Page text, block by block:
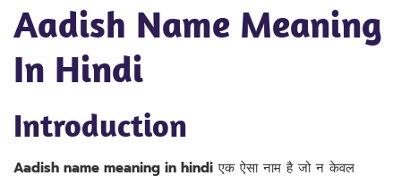
Aadish Name Meaning
In Hindi
Introduction
Aadish name meaning in hindi एक ऐसा नाम है जो न केवल